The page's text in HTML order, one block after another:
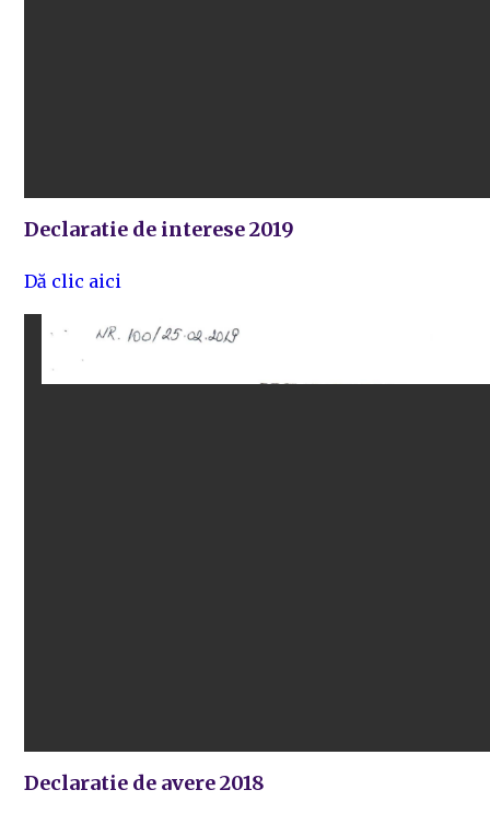
Declaratie de interese 2019
Dă clic aici
Declaratie de avere 2018